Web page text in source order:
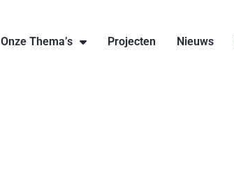
Onze Thema’s Projecten Nieuws